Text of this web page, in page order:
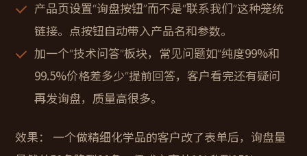
产品页设置“询盘按钮”而不是“联系我们”这种笼统
链接。点按钮自动带入产品名和参数。
加一个“技术问答”板块，常见问题如“纯度99%和
99.5%价格差多少”提前回答，客户看完还有疑问
再发询盘，质量高很多。
效果：
一个做精细化学品的客户改了表单后，询盘量